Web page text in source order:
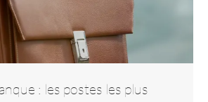
: les postes les plus